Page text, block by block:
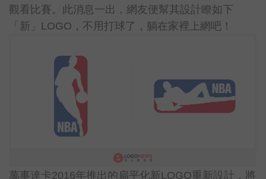
觀看比賽。此消息一出，網友便幫其設計瞭如下
「新」LOGO，不用打球了，躺在家裡上網吧！
萬事達卡2016年推出的扁平化新LOGO重新設計，將